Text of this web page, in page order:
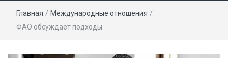
Главная / Международные отношения /
ФАО обсуждает подходы